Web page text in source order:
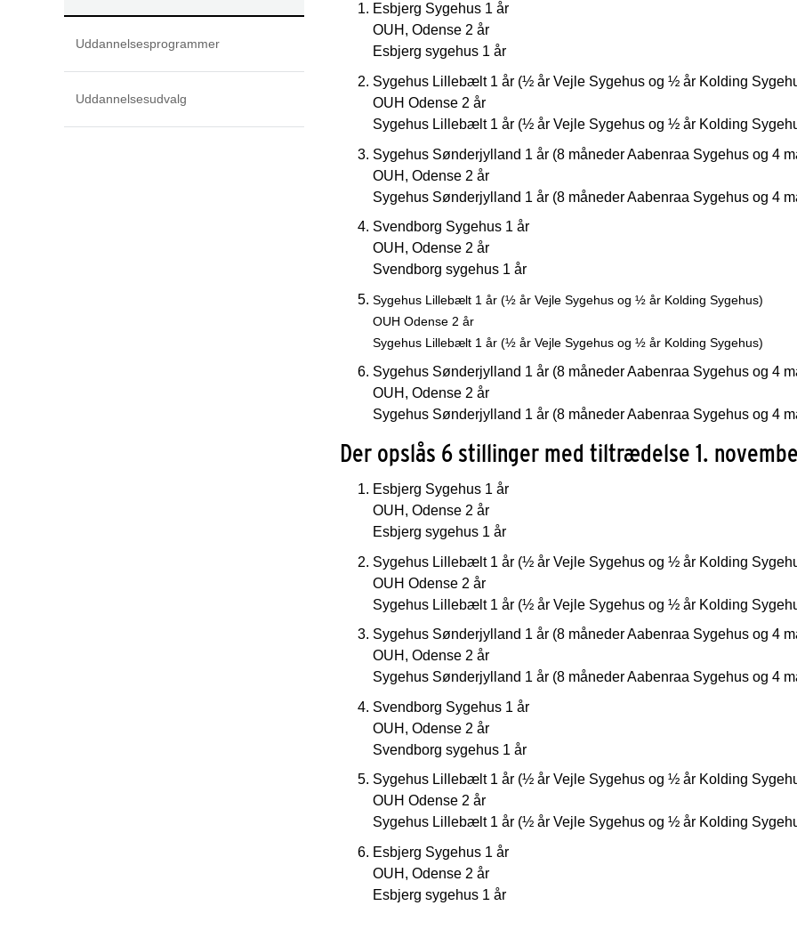
Uddannelsesprogrammer
Uddannelsesudvalg
Esbjerg Sygehus 1 år
OUH, Odense 2 år
Esbjerg sygehus 1 år
Sygehus Lillebælt 1 år (½ år Vejle Sygehus og ½ år Kolding
OUH Odense 2 år
Sygehus Lillebælt 1 år (½ år Vejle Sygehus og ½ år Kolding
Sygehus Sønderjylland 1 år (8 måneder Aabenraa Sygehus og 4
OUH, Odense 2 år
Sygehus Sønderjylland 1 år (8 måneder Aabenraa Sygehus og 4
Svendborg Sygehus 1 år
OUH, Odense 2 år
Svendborg sygehus 1 år
Sygehus Lillebælt 1 år (½ år Vejle Sygehus og ½ år Kolding Sygehus)
OUH Odense 2 år
Sygehus Lillebælt 1 år (½ år Vejle Sygehus og ½ år Kolding Sygehus)
Sygehus Sønderjylland 1 år (8 måneder Aabenraa Sygehus og 4
OUH, Odense 2 år
Sygehus Sønderjylland 1 år (8 måneder Aabenraa Sygehus og 4
Der opslås 6 stillinger med tiltrædelse 1.
Esbjerg Sygehus 1 år
OUH, Odense 2 år
Esbjerg sygehus 1 år
Sygehus Lillebælt 1 år (½ år Vejle Sygehus og ½ år Kolding
OUH Odense 2 år
Sygehus Lillebælt 1 år (½ år Vejle Sygehus og ½ år Kolding
Sygehus Sønderjylland 1 år (8 måneder Aabenraa Sygehus og 4
OUH, Odense 2 år
Sygehus Sønderjylland 1 år (8 måneder Aabenraa Sygehus og 4
Svendborg Sygehus 1 år
OUH, Odense 2 år
Svendborg sygehus 1 år
Sygehus Lillebælt 1 år (½ år Vejle Sygehus og ½ år Kolding
OUH Odense 2 år
Sygehus Lillebælt 1 år (½ år Vejle Sygehus og ½ år Kolding
Esbjerg Sygehus 1 år
OUH, Odense 2 år
Esbjerg sygehus 1 år